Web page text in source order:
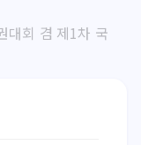
대회 겸 제1차 국